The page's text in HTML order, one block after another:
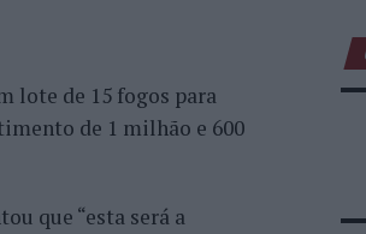
lote de 15 fogos para
de 1 milhão e 600
que “esta será a